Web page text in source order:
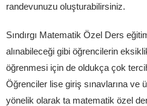
randevunuzu oluşturabilirsiniz.
Sındırgı Matematik Özel Ders
alınabileceği gibi öğrencilerin
öğrenmesi için de oldukça çok
Öğrenciler lise giriş sınavlarına ve
yönelik olarak ta matematik özel